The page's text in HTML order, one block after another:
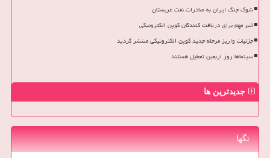
شوک جنگ ایران به صادرات نفت عربستان
خبر مهم برای دریافت کنندگان کوپن الکترونیکی
جزئیات واریز مرحله جدید کوپن الکترونیکی منتشر گردید
سینماها روز اربعین تعطیل هستند
جدیدترین ها
تگها